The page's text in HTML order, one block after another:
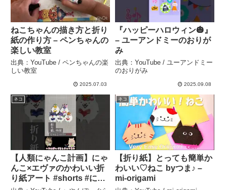
ねこちゃんの描き方と折り
紙の作り方 – ペンちゃんの
楽しい教室
出典：YouTube / ペンちゃんの楽
しい教室
2025.07.03
『ハッピーハロウィン🎃』
– ユーアンドミーのおりが
み
出典：YouTube / ユーアンドミー
のおりがみ
2025.09.08
ネコ
【人類にゃんこ計画】にゃ
んこ×エヴァのかわいい折
り紙アート #shorts #にゃ
ネコ
【折り紙】とっても簡単か
わいい♡ねこ byつま♪ –
mi-origami